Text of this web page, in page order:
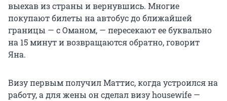
выехав из страны и вернувшись. Многие
покупают билеты на автобус до ближайшей
границы — с Оманом, — пересекают ее буквально
на 15 минут и возвращаются обратно, говорит
Яна.
Визу первым получил Маттис, когда устроился на
работу, а для жены он сделал визу housewife —